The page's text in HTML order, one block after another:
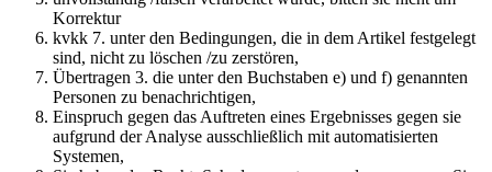
Korrektur
kvkk 7. unter den Bedingungen, die in dem Artikel festgelegt
sind, nicht zu löschen /zu zerstören,
Übertragen 3. die unter den Buchstaben e) und f) genannten
Personen zu benachrichtigen,
Einspruch gegen das Auftreten eines Ergebnisses gegen sie
aufgrund der Analyse ausschließlich mit automatisierten
Systemen,